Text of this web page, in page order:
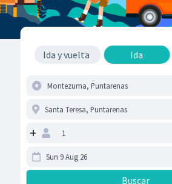
Ida y vuelta Ida
+